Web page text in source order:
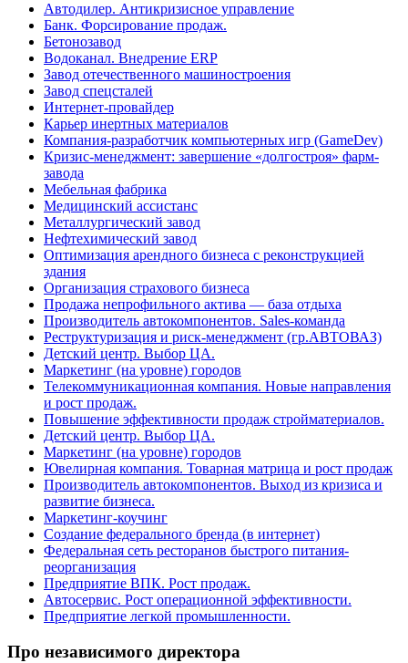
Автодилер. Антикризисное управление
Банк. Форсирование продаж.
Бетонозавод
Водоканал. Внедрение ERP
Завод отечественного машиностроения
Завод спецсталей
Интернет-провайдер
Карьер инертных материалов
Компания-разработчик компьютерных игр (GameDev)
Кризис-менеджмент: завершение «долгостроя» фарм-
завода
Мебельная фабрика
Медицинский ассистанс
Металлургический завод
Нефтехимический завод
Оптимизация арендного бизнеса с реконструкцией
здания
Организация страхового бизнеса
Продажа непрофильного актива — база отдыха
Производитель автокомпонентов. Sales-команда
Реструктуризация и риск-менеджмент (гр.АВТОВАЗ)
Детский центр. Выбор ЦА.
Маркетинг (на уровне) городов
Телекоммуникационная компания. Новые направления
и рост продаж.
Повышение эффективности продаж стройматериалов.
Детский центр. Выбор ЦА.
Маркетинг (на уровне) городов
Ювелирная компания. Товарная матрица и рост продаж
Производитель автокомпонентов. Выход из кризиса и
развитие бизнеса.
Маркетинг-коучинг
Создание федерального бренда (в интернет)
Федеральная сеть ресторанов быстрого питания-
реорганизация
Предприятие ВПК. Рост продаж.
Автосервис. Рост операционной эффективности.
Предприятие легкой промышленности.
Про независимого директора